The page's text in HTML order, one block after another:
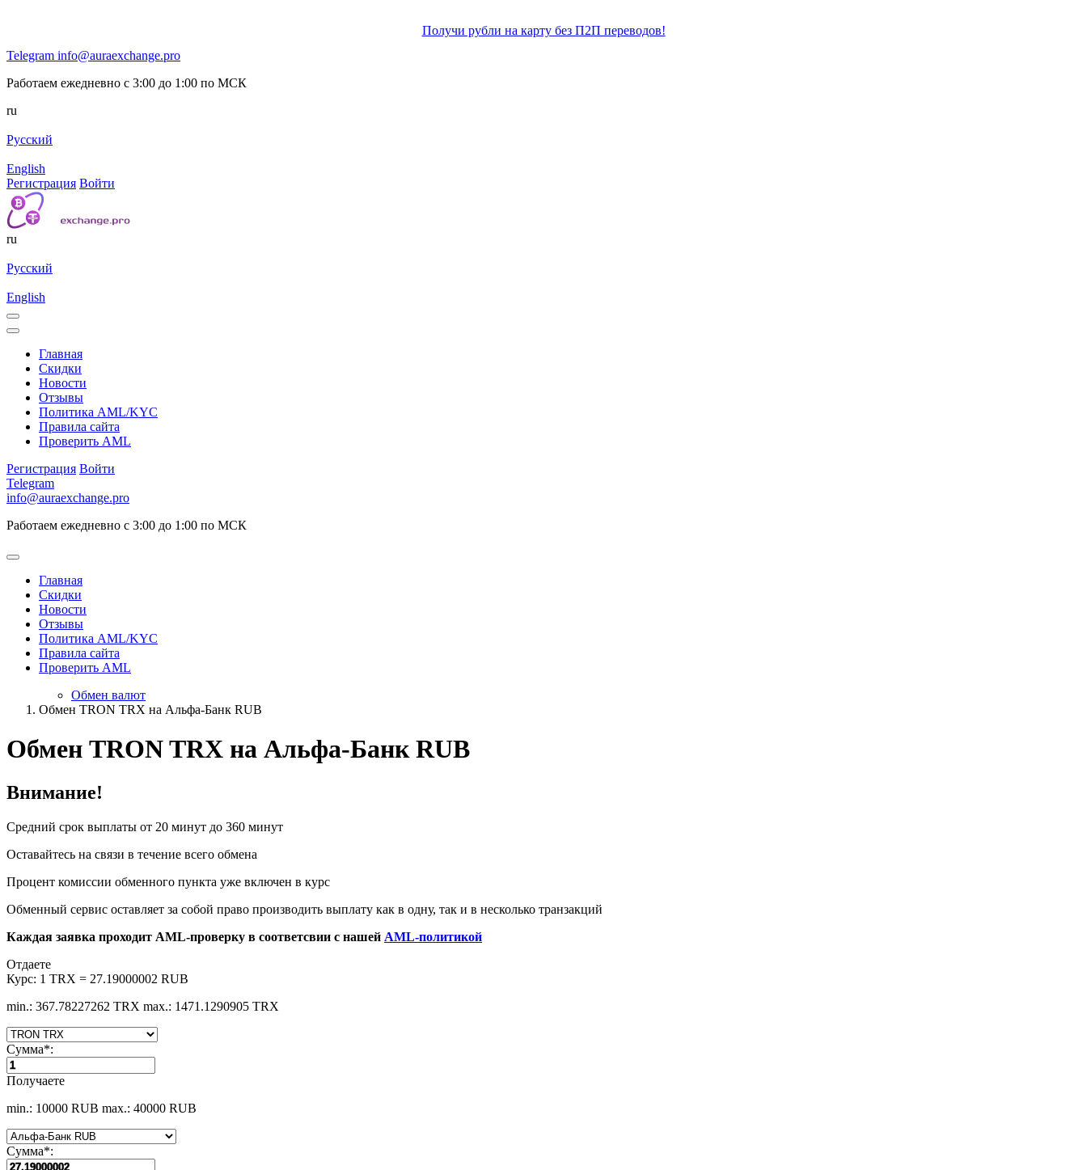
Получи рубли на карту без П2П переводов!
Telegram info@auraexchange.pro
Работаем ежедневно с 3:00 до 1:00 по МСК
ru
Русский
English
Регистрация Войти
ru
Русский
English
Главная
Скидки
Новости
Отзывы
Политика AML/KYC
Правила сайта
Проверить AML
Регистрация Войти
Telegram
info@auraexchange.pro
Работаем ежедневно с 3:00 до 1:00 по МСК
Главная
Скидки
Новости
Отзывы
Политика AML/KYC
Правила сайта
Проверить AML
Обмен валют
Обмен TRON TRX на Альфа-Банк RUB
Обмен TRON TRX на Альфа-Банк RUB
Внимание!
Средний срок выплаты от 20 минут до 360 минут
Оставайтесь на связи в течение всего обмена
Процент комиссии обменного пункта уже включен в курс
Обменный сервис оставляет за собой право производить выплату как в одну, так и в несколько транзакций
Каждая заявка проходит AML-проверку в соответсвии с нашей AML-политикой
Отдаете
Курс: 1 TRX = 27.19000002 RUB
min.: 367.78227262 TRX max.: 1471.1290905 TRX
Сумма*:
Получаете
min.: 10000 RUB max.: 40000 RUB
Сумма*: